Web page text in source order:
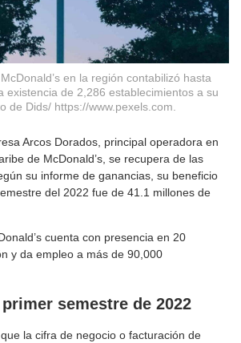
en la región contabilizó hasta
existencia de 2,286 establecimientos a su
de Dids/ https://www.pexels.com.
Arcos Dorados, principal operadora en
de McDonald’s, se recupera de las
su informe de ganancias, su beneficio
del 2022 fue de 41.1 millones de
cuenta con presencia en 20
y da empleo a más de 90,000
semestre de 2022
la cifra de negocio o facturación de